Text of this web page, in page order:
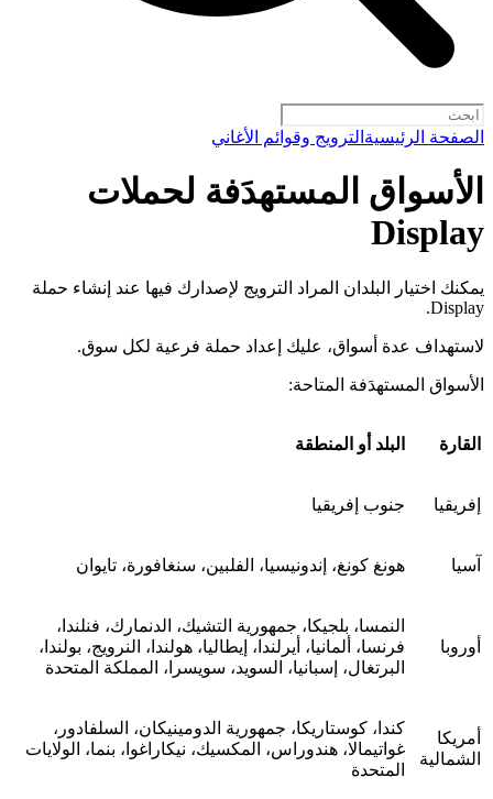
الصفحة الرئيسية الترويج وقوائم الأغاني
الأسواق المستهدَفة لحملات
Display
يمكنك اختيار البلدان المراد الترويج لإصدارك فيها عند إنشاء حملة
Display.
لاستهداف عدة أسواق، عليك إعداد حملة فرعية لكل سوق.
الأسواق المستهدَفة المتاحة:
القارة البلد أو المنطقة
إفريقيا جنوب إفريقيا
آسيا هونغ كونغ، إندونيسيا، الفلبين، سنغافورة، تايوان
أوروبا
النمسا، بلجيكا، جمهورية التشيك، الدنمارك، فنلندا،
فرنسا، ألمانيا، أيرلندا، إيطاليا، هولندا، النرويج، بولندا،
البرتغال، إسبانيا، السويد، سويسرا، المملكة المتحدة
أمريكا
الشمالية
كندا، كوستاريكا، جمهورية الدومينيكان، السلفادور،
غواتيمالا، هندوراس، المكسيك، نيكاراغوا، بنما، الولايات
المتحدة